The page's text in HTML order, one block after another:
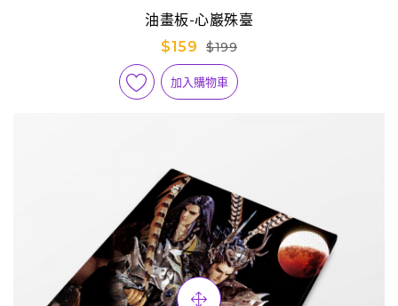
油畫板-心巖殊臺
$159
$199
加入購物車